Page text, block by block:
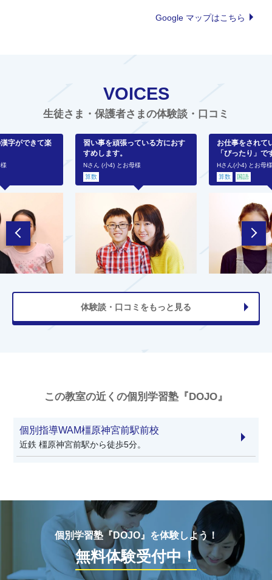
Google マップはこちら
VOICES
生徒さま・保護者さまの体験談・口コミ
字ができて楽
習い事を頑張っている方におす
すめします。
Nさん (小4) とお母様
算数
お仕事をされて
「ぴったり」で
Hさん(小4) とお母
算数
国語
体験談・口コミをもっと見る
この教室の近くの個別学習塾『DOJO』
個別指導WAM橿原神宮前駅前校
近鉄 橿原神宮前駅から徒歩5分。
個別学習塾『DOJO』を体験しよう！
無料体験受付中！